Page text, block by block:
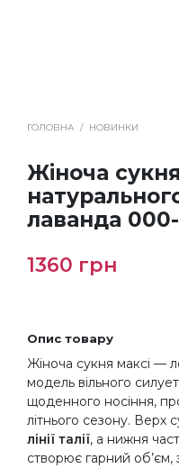
ГОЛОВНА / НОВИНКИ
Жіноча
лаванда 000-
1360 грн
Опис товару
Жіноча сукня максі —
модель вільного
щоденного носіння,
літнього сезону. Верх
лінії талії, а нижня
створює гарний об’єм,